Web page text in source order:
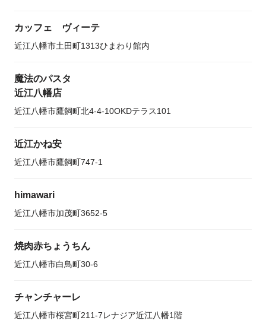
カッフェ ヴィーテ
近江八幡市土田町1313ひまわり館内
魔法のパスタ
近江八幡店
近江八幡市鷹飼町北4-4-10OKDテラス101
近江かね安
近江八幡市鷹飼町747-1
himawari
近江八幡市加茂町3652-5
焼肉赤ちょうちん
近江八幡市白鳥町30-6
チャンチャーレ
近江八幡市桜宮町211-7レナジア近江八幡1階